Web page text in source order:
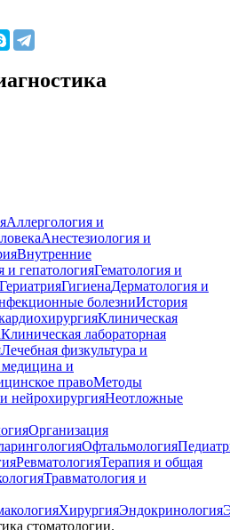
Аллергология и
Анестезиология и
Внутренние
и гепатологияГематология и
ГериатрияГигиенаДерматология и
болезниИстория
Клиническая
Клиническая лабораторная
Лечебная физкультура и
и
правоМетоды
нейрохирургияНеотложные
Организация
Офтальмология
РевматологияТерапия и общая
Травматология и
ХирургияЭндокринология
стоматологии.